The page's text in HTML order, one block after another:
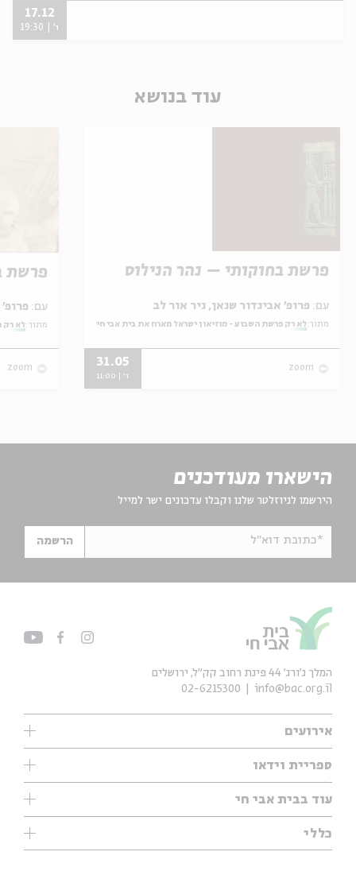
17.12
ו' | 19:30
עוד בנושא
פרשת בחוקותי – נהר הנילוס
עם:
מתוך: לא רק פרשת השבוע - מוזיאון ישראל מארח את בית אבי חי
zoom
31.05
ו' | 11:00
פרשת
עם:
מתוך: לא רק
zoom
הישארו מעודכנים
הירשמו לניוזלטר שלנו וקבלו עדכונים ישר למייל
*כתובת דוא"ל הרשמה
אירועים
עיון
אנגלית
נוער
ספריית וידאו
ילדים
מוזיקה
עיון
מיוחדים
עוד בבית אבי חי
תערוכות
מיוחדים
כללי
המלך ג'ורג' 44 פינת רחוב קק״ל, ירושלים
info@bac.org.il
02-6215300